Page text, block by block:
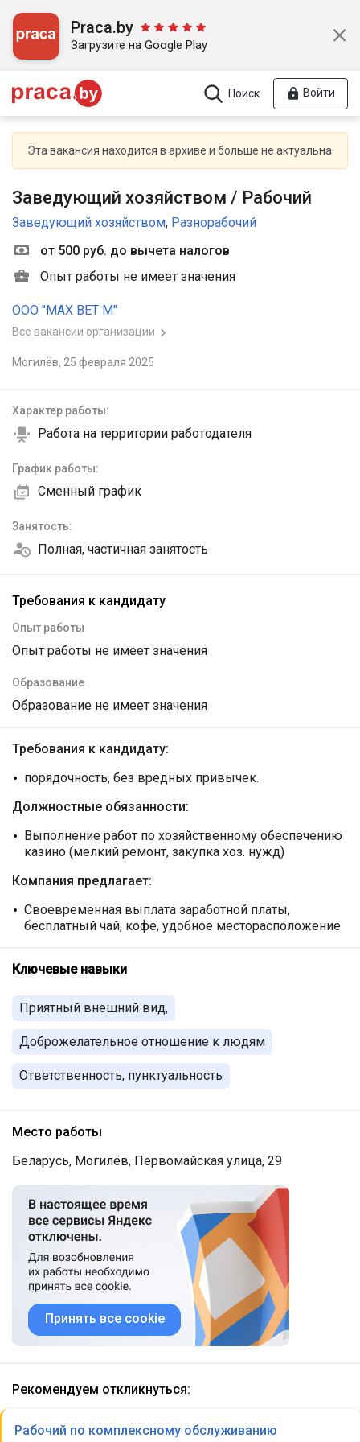
Praca.by
Загрузите на Google Play
Поиск Войти
Эта вакансия находится в архиве и больше не актуальна
Заведующий хозяйством / Рабочий
Заведующий хозяйством, Разнорабочий
от 500 руб. до вычета налогов
Опыт работы не имеет значения
ООО "МАХ ВЕТ М"
Все вакансии организации
Могилёв, 25 февраля 2025
Характер работы:
Работа на территории работодателя
График работы:
Сменный график
Занятость:
Полная, частичная занятость
Требования к кандидату
Опыт работы
Опыт работы не имеет значения
Образование
Образование не имеет значения
Требования к кандидату:
порядочность, без вредных привычек.
Должностные обязанности:
Выполнение работ по хозяйственному обеспечению
казино (мелкий ремонт, закупка хоз. нужд)
Компания предлагает:
Своевременная выплата заработной платы,
бесплатный чай, кофе, удобное месторасположение
Ключевые навыки
Приятный внешний вид,
Доброжелательное отношение к людям
Ответственность, пунктуальность
Место работы
Беларусь, Могилёв, Первомайская улица, 29
Принять все cookie
Рекомендуем откликнуться:
Рабочий по комплексному обслуживанию